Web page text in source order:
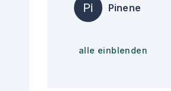
Pi Pinene
alle einblenden